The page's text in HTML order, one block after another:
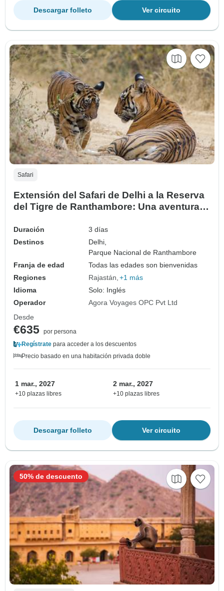
Ver circuito
Descargar folleto
Safari
Extensión del Safari de Delhi a la Reserva
del Tigre de Ranthambore: Una aventura
Duración
3 días
Destinos
Delhi,
Parque Nacional de Ranthambore
Franja de edad
Todas las edades son bienvenidas
Regiones
Rajastán +1 más
Idioma
Solo: Inglés
Operador
Agora Voyages OPC Pvt Ltd
Desde
€635 por persona
Regístrate para acceder a los descuentos
Precio basado en una habitación privada doble
1 mar., 2027
+10 plazas libres
2 mar., 2027
+10 plazas libres
Ver circuito
Descargar folleto
50% de descuento